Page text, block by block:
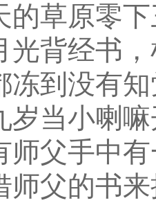
的草原零
光背经书
冻到没有
岁当小喇
师父手中
师父的书